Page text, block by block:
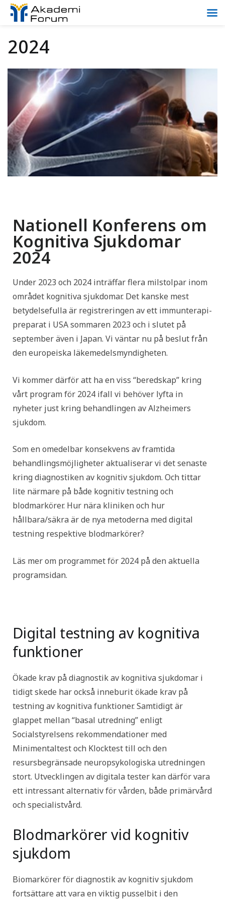
2024
Nationell Konferens om
Kognitiva Sjukdomar
2024
Under 2023 och 2024 inträffar flera milstolpar inom
området kognitiva sjukdomar. Det kanske mest
betydelsefulla är registreringen av ett immunterapi-
preparat i USA sommaren 2023 och i slutet på
september även i Japan. Vi väntar nu på beslut från
den europeiska läkemedelsmyndigheten.
Vi kommer därför att ha en viss “beredskap” kring
vårt program för 2024 ifall vi behöver lyfta in
nyheter just kring behandlingen av Alzheimers
sjukdom.
Som en omedelbar konsekvens av framtida
behandlingsmöjligheter aktualiserar vi det senaste
kring diagnostiken av kognitiv sjukdom. Och tittar
lite närmare på både kognitiv testning och
blodmarkörer. Hur nära kliniken och hur
hållbara/säkra är de nya metoderna med digital
testning respektive blodmarkörer?
Läs mer om programmet för 2024 på den aktuella
programsidan.
Digital testning av kognitiva
funktioner
Ökade krav på diagnostik av kognitiva sjukdomar i
tidigt skede har också inneburit ökade krav på
testning av kognitiva funktioner. Samtidigt är
glappet mellan “basal utredning” enligt
Socialstyrelsens rekommendationer med
Minimentaltest och Klocktest till och den
resursbegränsade neuropsykologiska utredningen
stort. Utvecklingen av digitala tester kan därför vara
ett intressant alternativ för vården, både primärvård
och specialistvård.
Blodmarkörer vid kognitiv
sjukdom
Biomarkörer för diagnostik av kognitiv sjukdom
fortsättare att vara en viktig pusselbit i den